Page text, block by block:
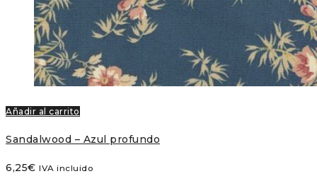
Añadir al carrito
Sandalwood – Azul profundo
6,25€ IVA incluido